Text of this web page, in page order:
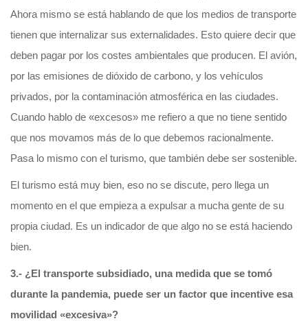
Ahora mismo se está hablando de que los medios de transporte
tienen que internalizar sus externalidades. Esto quiere decir que
deben pagar por los costes ambientales que producen. El avión,
por las emisiones de dióxido de carbono, y los vehículos
privados, por la contaminación atmosférica en las ciudades.
Cuando hablo de «excesos» me refiero a que no tiene sentido
que nos movamos más de lo que debemos racionalmente.
Pasa lo mismo con el turismo, que también debe ser sostenible.
El turismo está muy bien, eso no se discute, pero llega un
momento en el que empieza a expulsar a mucha gente de su
propia ciudad. Es un indicador de que algo no se está haciendo
bien.
3.- ¿El transporte subsidiado, una medida que se tomó
durante la pandemia, puede ser un factor que incentive esa
movilidad «excesiva»?